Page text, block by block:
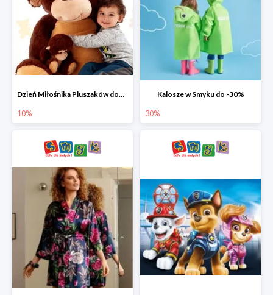
Dzień Miłośnika Pluszaków dodatkowy rabat -10%
10%
Kalosze w Smyku do -30%
30%